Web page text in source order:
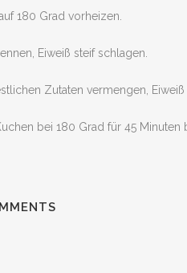
180 Grad vorheizen.
Eiweiß steif schlagen.
Zutaten vermengen,
bei 180 Grad für 45 Minuten